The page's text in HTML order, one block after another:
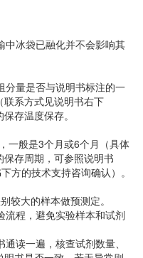
冰袋已融化并不会影响其
量是否与说明书标注的一
系方式见说明书右下
存温度保存。
一般是3个月或6个月（具体
存周期，可参照说明书
方的技术支持咨询确认）。
较大的样本做预测定。
程，避免实验样本和试剂
读一遍，核查试剂数量、